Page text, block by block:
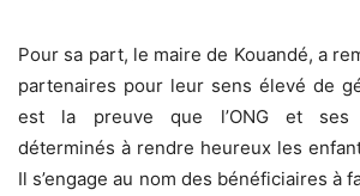
Pour sa part, le maire de Kouandé, a
partenaires pour leur sens élevé de
est la preuve que l’ONG et ses
déterminés à rendre heureux les
Il s’engage au nom des bénéficiaires à